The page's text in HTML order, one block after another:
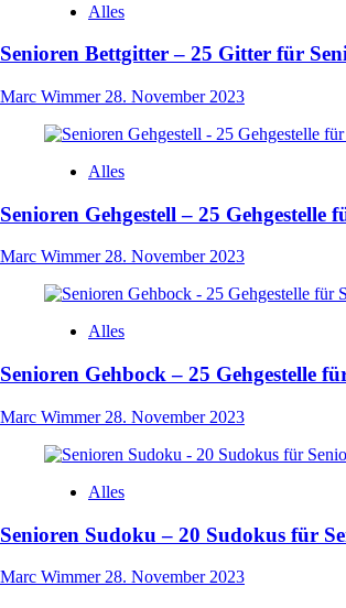
Alles
Senioren Bettgitter – 25 Gitter für
Marc Wimmer 28. November 2023
Alles
Senioren Gehgestell – 25 Gehgestelle
Marc Wimmer28. November 2023
Alles
Senioren Gehbock – 25 Gehgestelle
Marc Wimmer 28. November 2023
Alles
Senioren Sudoku – 20 Sudokus für
Marc Wimmer 28. November 2023